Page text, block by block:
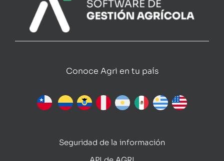
Conoce Agri en tu país
Seguridad de la información